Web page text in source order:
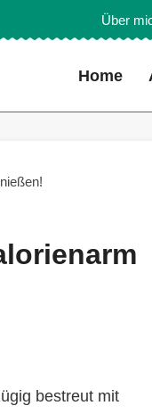
Über
Home
bestreut mit